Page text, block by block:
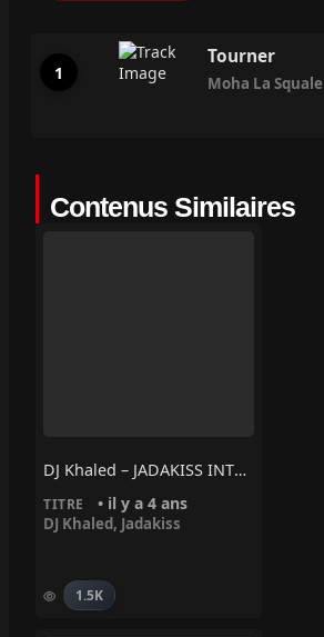
Tourner
Moha La Squale
Contenus Similaires
DJ Khaled – JADAKISS INTERLUDE Ft. Jadakiss
TITRE • il y a 4 ans
DJ Khaled, Jadakiss
1.5K